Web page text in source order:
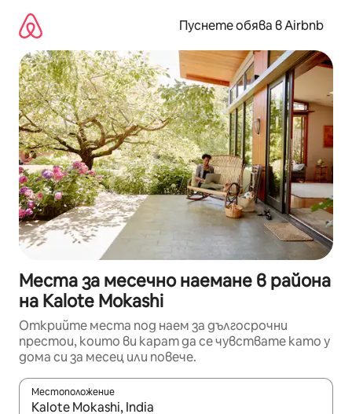
съдържанието
Пуснете обява в Airbnb
Места за месечно наемане в района
на Kalote Mokashi
Открийте места под наем за дългосрочни
престои, които ви карат да се чувствате като у
дома си за месец или повече.
Местоположение
Когато резултатите се покажат, използвайте